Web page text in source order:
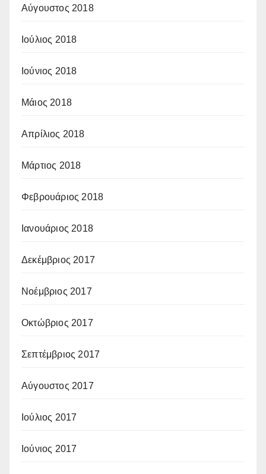
Αύγουστος 2018
Ιούλιος 2018
Ιούνιος 2018
Μάιος 2018
Απρίλιος 2018
Μάρτιος 2018
Φεβρουάριος 2018
Ιανουάριος 2018
Δεκέμβριος 2017
Νοέμβριος 2017
Οκτώβριος 2017
Σεπτέμβριος 2017
Αύγουστος 2017
Ιούλιος 2017
Ιούνιος 2017